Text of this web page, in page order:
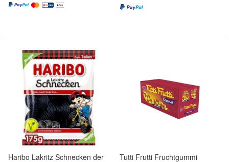
Haribo Lakritz Schnecken der
Tutti Frutti Fruchtgummi